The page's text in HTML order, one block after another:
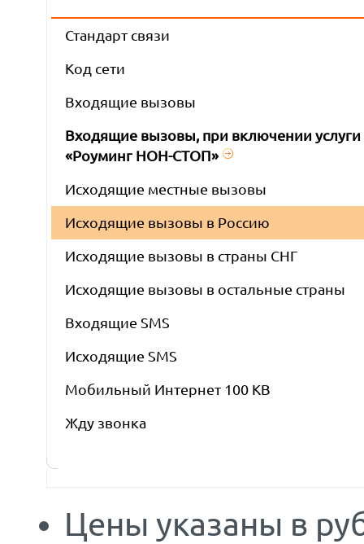
Стандарт связи
Код сети
Входящие вызовы
Входящие вызовы, при включении услуги
«Роуминг НОН-СТОП»
Исходящие местные вызовы
Исходящие вызовы в Россию
Исходящие вызовы в страны СНГ
Исходящие вызовы в остальные страны
Входящие SMS
Исходящие SMS
Мобильный Интернет 100 KB
Жду звонка
Цены указаны в